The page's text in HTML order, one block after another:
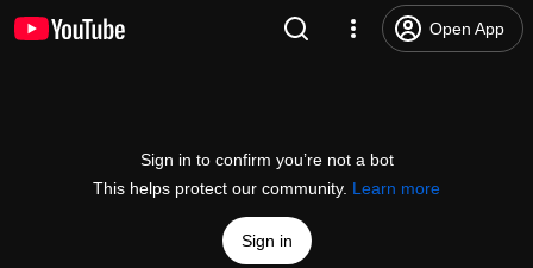
Open App
Sign in to confirm you’re not a bot
This helps protect our community. Learn more
Sign in